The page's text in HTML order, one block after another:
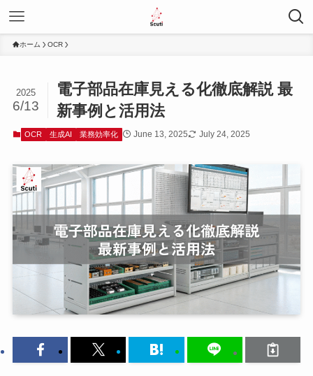
ホーム OCR
電子部品在庫見える化徹底解説 最
新事例と活用法
2025
6/13
OCR 生成AI 業務効率化 June 13, 2025 July 24, 2025